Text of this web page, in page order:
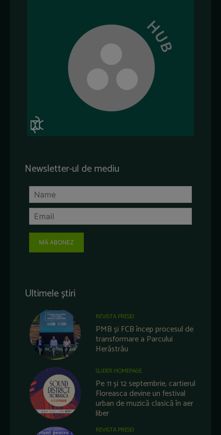
Newsletter-ul de mediu
MĂ ABONEZ
Ultimele știri
REVISTA PRESEI
PMB și FCB încep procesul de
transformare a Parcului
Herăstrău
SLIDER HOMEPAGE
Pe 11 și 12 septembrie, cartierul
Floreasca devine un festival
urban de muzică clasică în aer
liber
REVISTA PRESEI